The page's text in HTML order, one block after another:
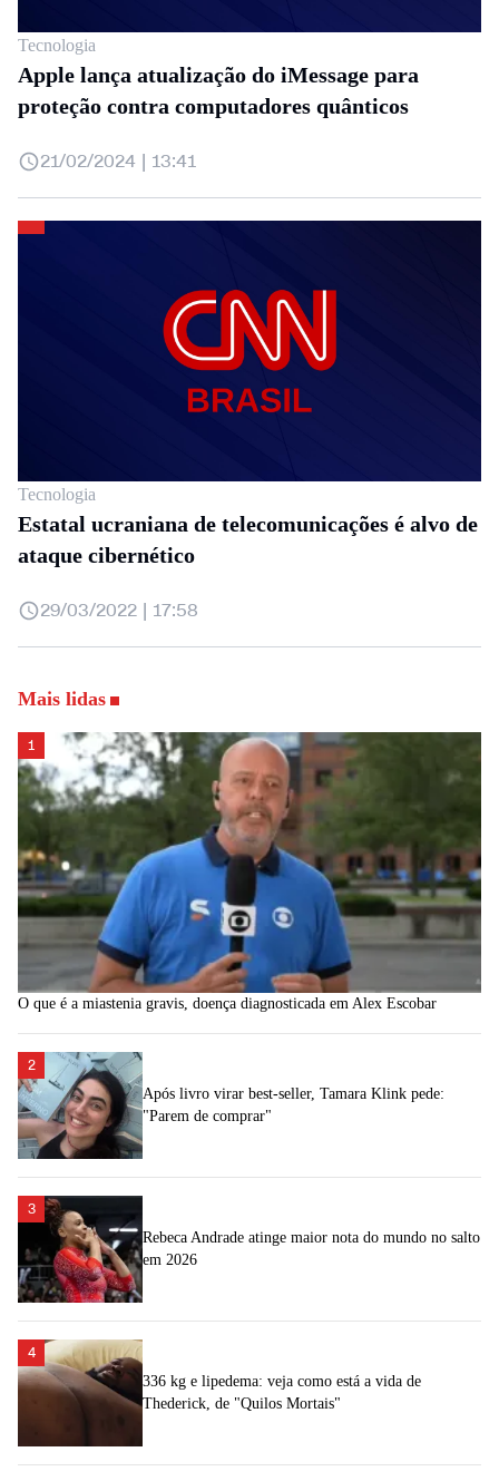
Tecnologia
Apple lança atualização do iMessage para
proteção contra computadores quânticos
21/02/2024 | 13:41
Tecnologia
Estatal ucraniana de telecomunicações é alvo de
ataque cibernético
29/03/2022 | 17:58
Mais lidas
1
O que é a miastenia gravis, doença diagnosticada em Alex Escobar
2
Após livro virar best-seller, Tamara Klink pede:
"Parem de comprar"
3
Rebeca Andrade atinge maior nota do mundo no salto
em 2026
4
336 kg e lipedema: veja como está a vida de
Thederick, de "Quilos Mortais"